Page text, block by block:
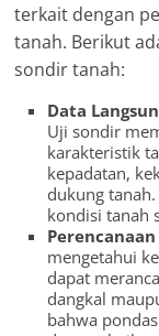
terkait dengan
tanah. Berikut
sondir tanah:
Data
Uji sondir
karakteristik
kepadatan,
dukung
kondisi tanah
mengetahui
dapat
dangkal
bahwa